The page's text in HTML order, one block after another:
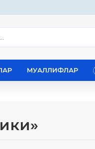
МУАЛЛИФЛАР